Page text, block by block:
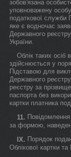
зобов'язана
уповноважену
податкової
яке є водночас
Державного
України.
Облік таких осіб
здійснюється у
Підставою для
Державного
реєстру за
паспорта без
картки платника
11.
за формою,
IX. Порядок
Облікової картки